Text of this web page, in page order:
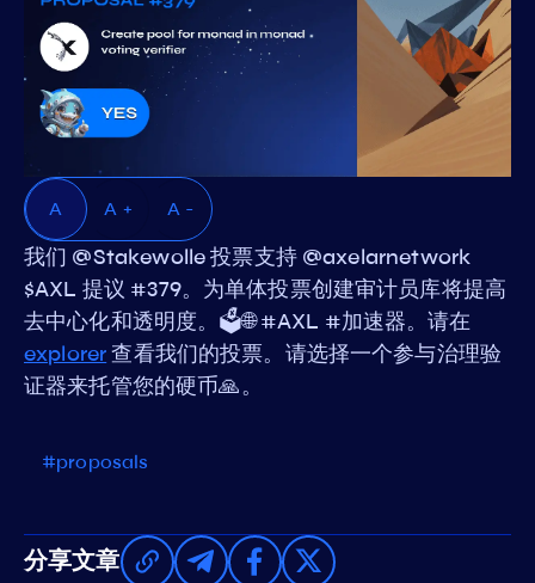
A A + A -
我们 @Stakewolle 投票支持 @axelarnetwork
$AXL 提议 #379。为单体投票创建审计员库将提高
去中心化和透明度。🗳️🌐 #AXL #加速器。请在
explorer查看我们的投票。请选择一个参与治理验
证器来托管您的硬币🙏。
#proposals
分享文章